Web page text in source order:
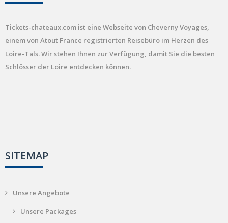
Tickets-chateaux.com ist eine Webseite von Cheverny Voyages,
einem von Atout France registrierten Reisebüro im Herzen des
Loire-Tals. Wir stehen Ihnen zur Verfügung, damit Sie die besten
Schlösser der Loire entdecken können.
SITEMAP
Unsere Angebote
Unsere Packages